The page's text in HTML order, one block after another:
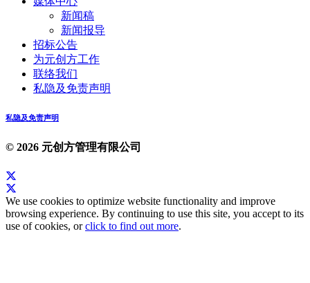
新闻稿
新闻报导
招标公告
为元创方工作
联络我们
私隐及免责声明
私隐及免责声明
© 2026 元创方管理有限公司
We use cookies to optimize website functionality and improve
browsing experience. By continuing to use this site, you accept to its
use of cookies, orclick to find out more.